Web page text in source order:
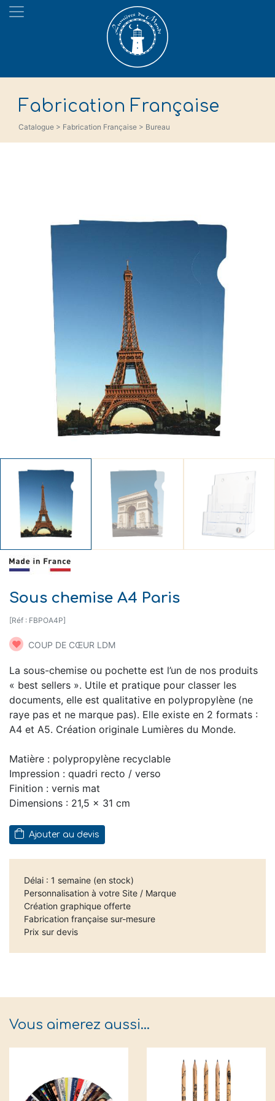
Fabrication Française
Catalogue > Fabrication Française > Bureau
Sous chemise A4 Paris
[Réf : FBPOA4P]
COUP DE CŒUR LDM
La sous-chemise ou pochette est l’un de nos produits
« best sellers ». Utile et pratique pour classer les
documents, elle est qualitative en polypropylène (ne
raye pas et ne marque pas). Elle existe en 2 formats :
A4 et A5. Création originale Lumières du Monde.
Matière : polypropylène recyclable
Impression : quadri recto / verso
Finition : vernis mat
Dimensions : 21,5 x 31 cm
Ajouter au devis
Délai : 1 semaine (en stock)
Personnalisation à votre Site / Marque
Création graphique offerte
Fabrication française sur-mesure
Prix sur devis
Vous aimerez aussi…